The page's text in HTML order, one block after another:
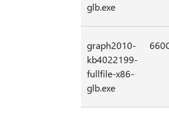
glb.exe
graph2010-
kb4022199-
fullfile-x86-
glb.exe